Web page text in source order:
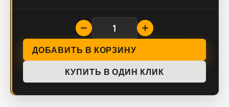
ДОБАВИТЬ В КОРЗИНУ
КУПИТЬ В ОДИН КЛИК